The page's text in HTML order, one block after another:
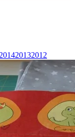
201420132012